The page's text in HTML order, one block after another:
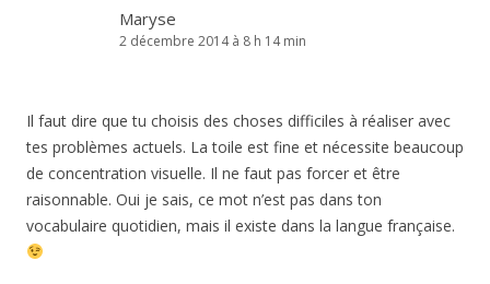
Maryse
2 décembre 2014 à 8 h 14 min
Il faut dire que tu choisis des choses difficiles à réaliser avec
tes problèmes actuels. La toile est fine et nécessite beaucoup
de concentration visuelle. Il ne faut pas forcer et être
raisonnable. Oui je sais, ce mot n’est pas dans ton
vocabulaire quotidien, mais il existe dans la langue française.